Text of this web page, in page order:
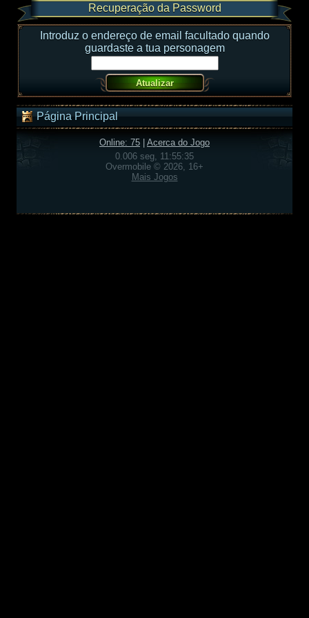
Recuperação da Password
Introduz o endereço de email facultado quando
guardaste a tua personagem
Página Principal
Online: 75
Acerca do Jogo
0.006 seg, 11:55:35
Overmobile © 2026, 16+
Mais Jogos